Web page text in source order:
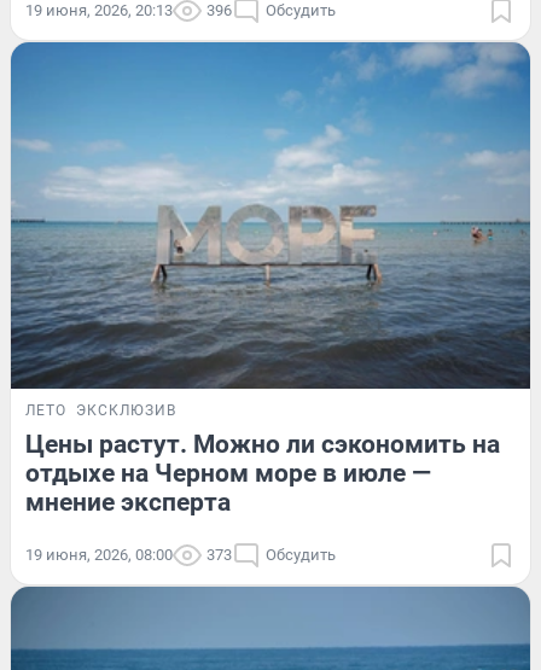
19 июня, 2026, 20:13 396 Обсудить
ЛЕТО ЭКСКЛЮЗИВ
Цены растут. Можно ли сэкономить на
отдыхе на Черном море в июле —
мнение эксперта
19 июня, 2026, 08:00 373 Обсудить